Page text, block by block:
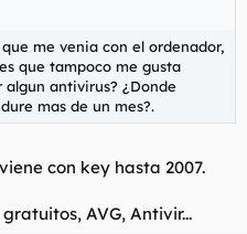
me venia con el ordenador,
que tampoco me gusta
algun antivirus? ¿Donde
mas de un mes?.
con key hasta 2007.
AVG, Antivir...